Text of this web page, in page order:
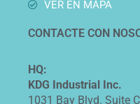
VER EN MAPA
CONTACTE CON
HQ:
KDG Industrial Inc.
1031 Bay Blvd. Suite